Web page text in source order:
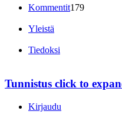
Kommentit179
Yleistä
Tiedoksi
Tunnistus click to
Kirjaudu